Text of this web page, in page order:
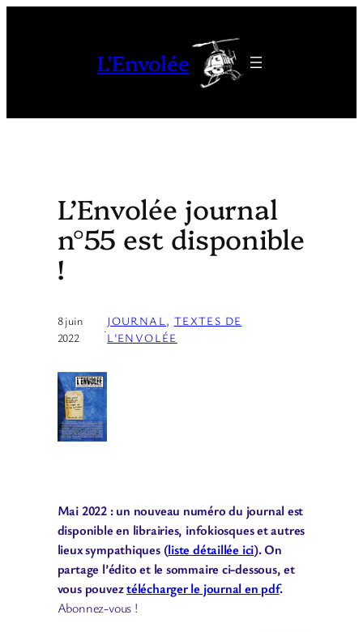
L'Envolée
L’Envolée journal
n°55 est disponible
!
8 juin
2022
·
JOURNAL, TEXTES DE
L’ENVOLÉE
Mai 2022 : un nouveau numéro du journal est
disponible en librairies, infokiosques et autres
lieux sympathiques (liste détaillée ici). On
partage l’édito et le sommaire ci-dessous, et
vous pouveztélécharger le journal en pdf.
Abonnez-vous !